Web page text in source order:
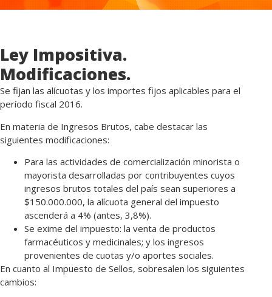
Ley Impositiva.
Modificaciones.
Se fijan las alícuotas y los importes fijos aplicables para el
período fiscal 2016.
En materia de Ingresos Brutos, cabe destacar las
siguientes modificaciones:
Para las actividades de comercialización minorista o
mayorista desarrolladas por contribuyentes cuyos
ingresos brutos totales del país sean superiores a
$150.000.000, la alícuota general del impuesto
ascenderá a 4% (antes, 3,8%).
Se exime del impuesto: la venta de productos
farmacéuticos y medicinales; y los ingresos
provenientes de cuotas y/o aportes sociales.
En cuanto al Impuesto de Sellos, sobresalen los siguientes
cambios: